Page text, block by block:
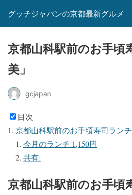
グッチジャパンの京都最新グルメ
京都山科駅前のお手頃
美」
gcjapan
目次
京都山科駅前のお手頃寿司ランチ
今月のランチ 1,150円
共有:
京都山科駅前のお手頃